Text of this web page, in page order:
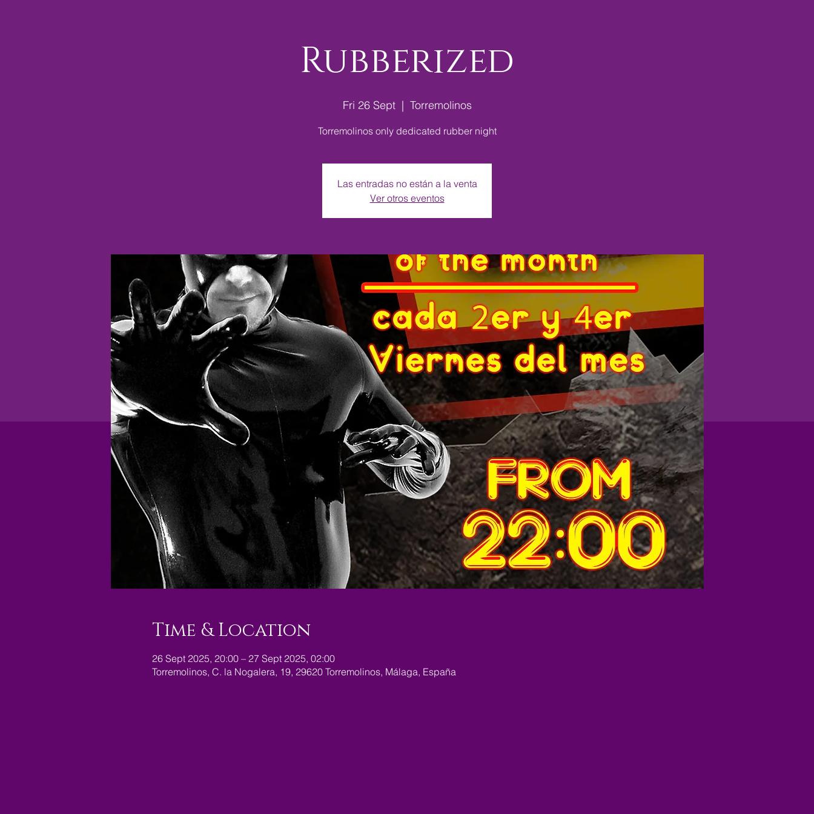
Rubberized
Fri 26 Sept
  |
Torremolinos
Torremolinos only dedicated rubber night
Las entradas no están a la venta
Ver otros eventos
Time & Location
26 Sept 2025, 20:00 – 27 Sept 2025, 02:00
Torremolinos, C. la Nogalera, 19, 29620 Torremolinos, Málaga, España